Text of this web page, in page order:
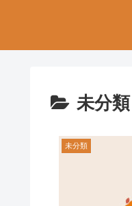
未分類
未分類